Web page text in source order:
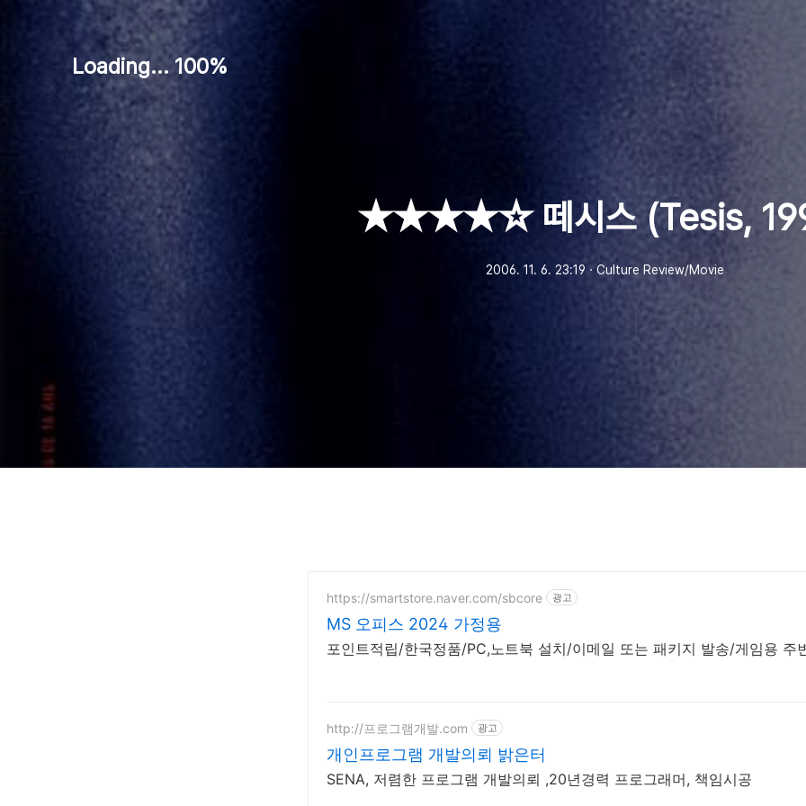
Loading... 100%
★★★★☆ 떼시스 (Tesis,
2006. 11. 6. 23:19 ㆍ Culture Review/Movie
https://smartstore.naver.com/sbcore 광고
MS 오피스 2024 가정용
포인트적립/한국정품/PC,노트북 설치/이메일 또는 패키지 발송/게임용 주
http://프로그램개발.com 광고
개인프로그램 개발의뢰 밝은터
SENA, 저렴한 프로그램 개발의뢰 ,20년경력 프로그래머, 책임시공